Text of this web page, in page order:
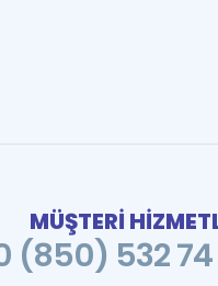
MÜŞTERİ
(850) 532 74